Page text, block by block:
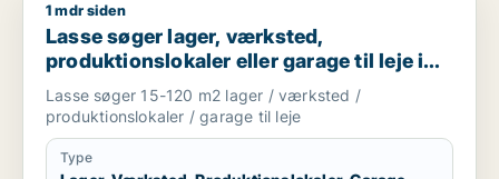
Lasse søger lager, værksted, produktionslokaler eller
1 mdr siden
Lasse søger lager, værksted,
produktionslokaler eller garage til leje i
Storkøbenhavn
Lasse søger 15-120 m2 lager / værksted /
produktionslokaler / garage til leje
Type